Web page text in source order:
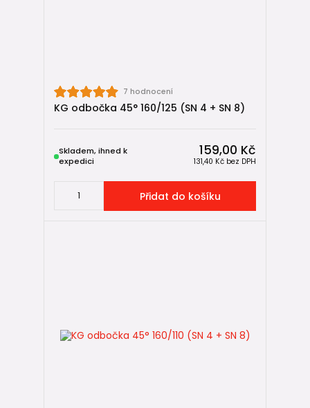
7 hodnocení
KG odbočka 45° 160/125 (SN 4 + SN 8)
159,00 Kč
131,40 Kč bez DPH
Skladem, ihned k
expedici
Přidat do košíku